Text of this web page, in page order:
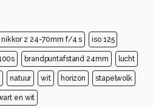
nikkor z 24-70mm f/4 s iso 125
brandpuntafstand 24mm lucht
natuur wit horizon stapelwolk
en wit